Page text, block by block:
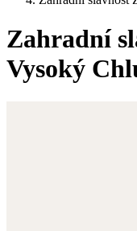
Zahradní
Vysoký